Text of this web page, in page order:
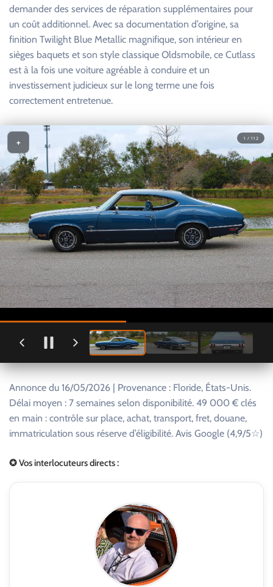
demander des services de réparation supplémentaires pour
un coût additionnel. Avec sa documentation d’origine, sa
finition Twilight Blue Metallic magnifique, son intérieur en
sièges baquets et son style classique Oldsmobile, ce Cutlass
est à la fois une voiture agréable à conduire et un
investissement judicieux sur le long terme une fois
correctement entretenue.
1 / 112
+
Annonce du 16/05/2026 | Provenance : Floride, États-Unis.
Délai moyen : 7 semaines selon disponibilité. 49 000 € clés
en main : contrôle sur place, achat, transport, fret, douane,
immatriculation sous réserve d’éligibilité. Avis Google (4,9/5☆)
✪ Vos interlocuteurs directs :